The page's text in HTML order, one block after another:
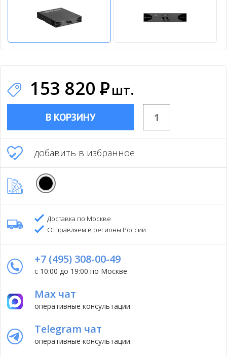
153 820 Ршт.
В КОРЗИНУ
добавить в избранное
Доставка по Москве
Отправляем в регионы России
+7 (495) 308-00-49
с 10:00 до 19:00 по Москве
Max чат
оперативные консультации
Telegram чат
оперативные консультации